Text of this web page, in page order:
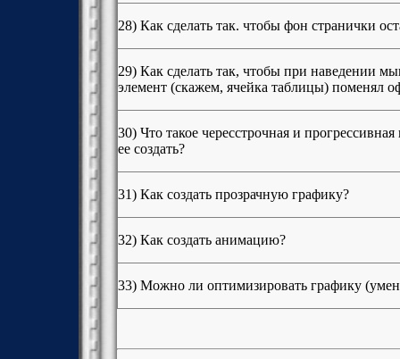
28) Как сделать так. чтобы фон странички
29) Как сделать так, чтобы при наведении
элемент (скажем, ячейка таблицы) поменял
30) Что такое чересстрочная и
ее создать?
31) Как создать прозрачную графику?
32) Как создать анимацию?
33) Можно ли оптимизировать графику